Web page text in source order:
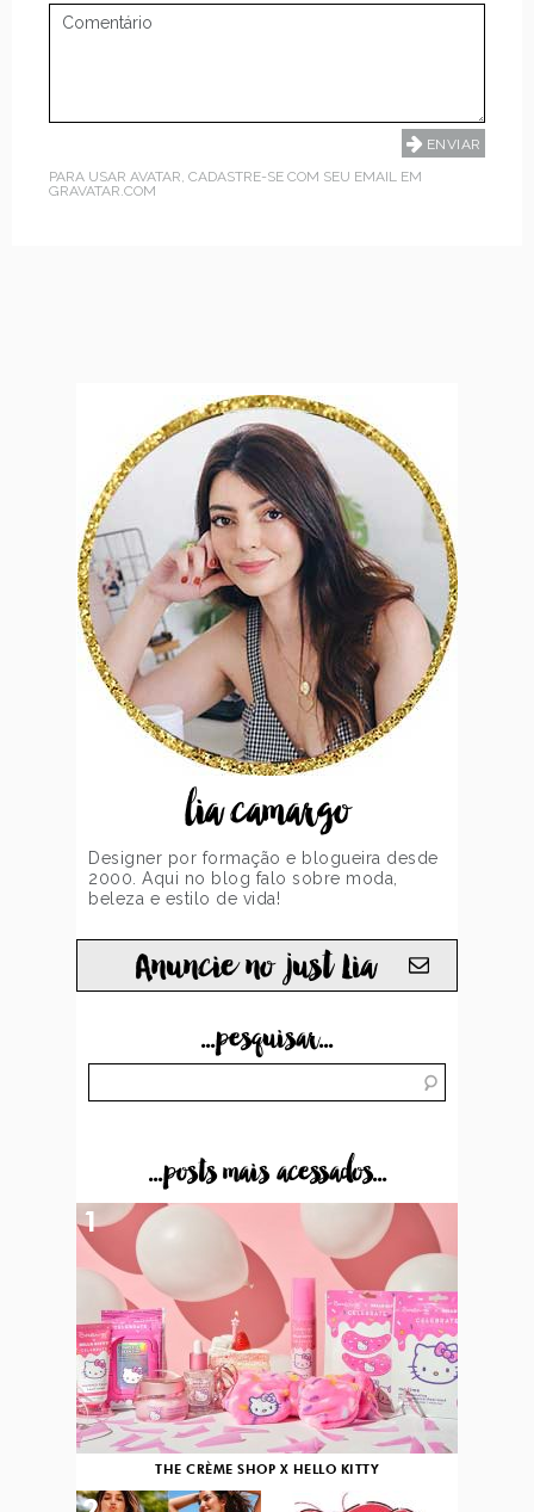
PARA USAR AVATAR, CADASTRE-SE COM SEU EMAIL EM
GRAVATAR.COM
lia camargo
Designer por formação e blogueira desde
2000. Aqui no blog falo sobre moda,
beleza e estilo de vida!
Anuncie no just Lia
...pesquisar...
...posts mais acessados...
THE CRÈME SHOP X HELLO KITTY
1